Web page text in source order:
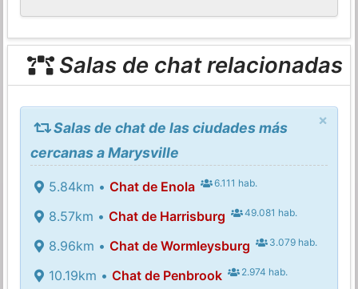
Salas de chat relacionadas
×
Salas de chat de las ciudades más
cercanas a Marysville
5.84km • Chat de Enola 6.111 hab.
8.57km • Chat de Harrisburg 49.081 hab.
8.96km • Chat de Wormleysburg 3.079 hab.
10.19km • Chat de Penbrook 2.974 hab.